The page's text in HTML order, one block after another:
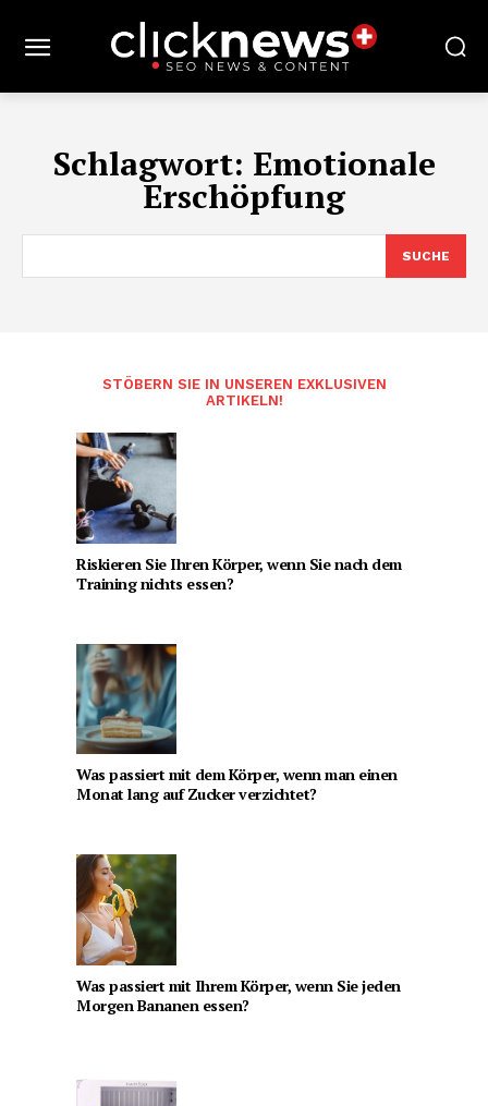
Schlagwort: Emotionale
Erschöpfung
SUCHE
STÖBERN SIE IN UNSEREN EXKLUSIVEN
ARTIKELN!
Riskieren Sie Ihren Körper, wenn Sie nach dem
Training nichts essen?
Was passiert mit dem Körper, wenn man einen
Monat lang auf Zucker verzichtet?
Was passiert mit Ihrem Körper, wenn Sie jeden
Morgen Bananen essen?